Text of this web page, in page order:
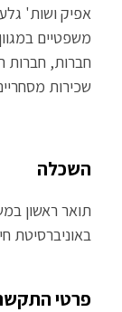
פרטי
אפיק ושות'
משפטיים
חברות, חברות
שכירות
השכלה
באוניברסיטת